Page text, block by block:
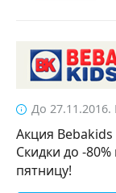
До 27.11.2016.
Акция Bebakids
Скидки до -
пятницу!